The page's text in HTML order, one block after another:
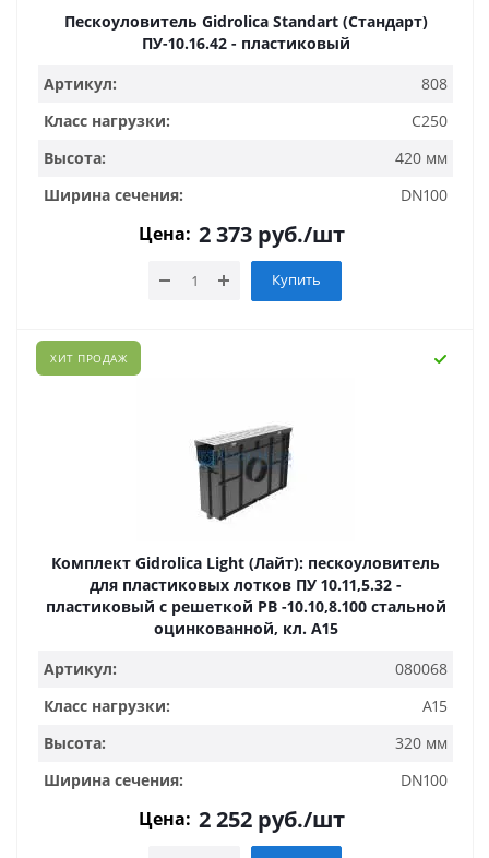
Пескоуловитель Gidrolica Standart (Стандарт)
ПУ-10.16.42 - пластиковый
Артикул:
808
Класс нагрузки:
C250
Высота:
420 мм
Ширина сечения:
DN100
Цена: 2 373 руб./шт
Купить
ХИТ ПРОДАЖ
Комплект Gidrolica Light (Лайт): пескоуловитель
для пластиковых лотков ПУ 10.11,5.32 -
пластиковый с решеткой РВ -10.10,8.100 стальной
оцинкованной, кл. A15
Артикул:
080068
Класс нагрузки:
A15
Высота:
320 мм
Ширина сечения:
DN100
Цена: 2 252 руб./шт